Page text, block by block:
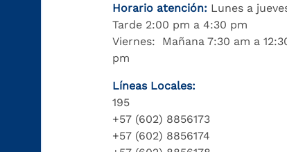
Horario atención: Lunes a
Tarde 2:00 pm a 4:30 pm
Viernes: Mañana 7:30 am a
pm
Líneas Locales:
195
+57 (602) 8856173
+57 (602) 8856174